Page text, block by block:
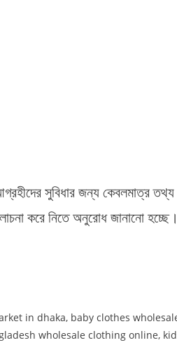
সুবিধার জন্য কেবলমাত্র
করে নিতে অনুরোধ জানানো
in dhaka, baby clothes
wholesale clothing online,